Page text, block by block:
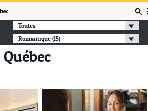
Toutes
Romantique (15)